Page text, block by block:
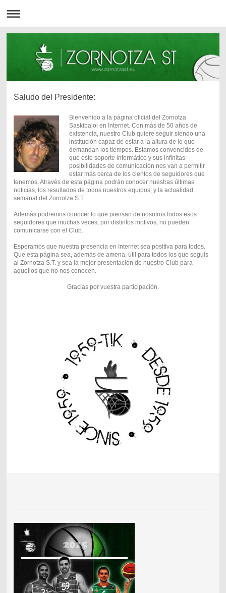
Saludo del Presidente:
Bienvenido a la página oficial del Zornotza
Saskibaloi en Internet. Con más de 50 años de
existencia, nuestro Club quiere seguir siendo una
institución capaz de estar a la altura de lo que
demandan los tiempos. Estamos convencidos de
que este soporte informático y sus infinitas
posibilidades de comunicación nos van a permitir
estar más cerca de los cientos de seguidores que
tenemos. Através de esta página podrán conocer nuestras últimas
noticias, los resultados de todos nuestros equipos, y la actualidad
semanal del Zornotza S.T.
Además podremos conocer lo que piensan de nosotros todos esos
seguidores que muchas veces, por distintos motivos, no pueden
comunicarse con el Club.
Esperamos que nuestra presencia en Internet sea positiva para todos.
Que esta página sea, además de amena, útil para todos los que seguís
al Zornotza S.T. y sea la mejor presentación de nuestro Club para
aquellos que no nos conocen.
Gracias por vuestra participación.